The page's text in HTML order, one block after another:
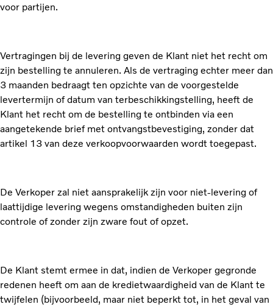
voor partijen.
Vertragingen bij de levering geven de Klant niet het recht om
zijn bestelling te annuleren. Als de vertraging echter meer dan
3 maanden bedraagt ten opzichte van de voorgestelde
levertermijn of datum van terbeschikkingstelling, heeft de
Klant het recht om de bestelling te ontbinden via een
aangetekende brief met ontvangstbevestiging, zonder dat
artikel 13 van deze verkoopvoorwaarden wordt toegepast.
De Verkoper zal niet aansprakelijk zijn voor niet-levering of
laattijdige levering wegens omstandigheden buiten zijn
controle of zonder zijn zware fout of opzet.
De Klant stemt ermee in dat, indien de Verkoper gegronde
redenen heeft om aan de kredietwaardigheid van de Klant te
twijfelen (bijvoorbeeld, maar niet beperkt tot, in het geval van